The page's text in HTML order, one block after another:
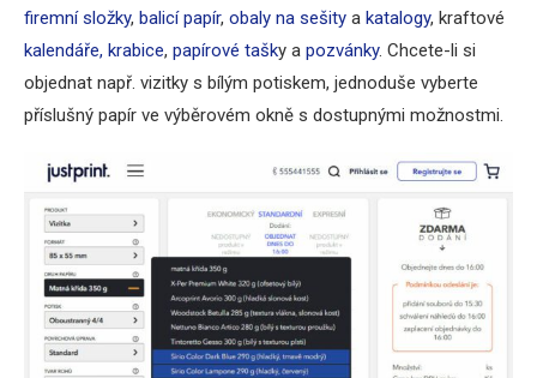
firemní složky, balicí papír, obaly na sešity a katalogy, kraftové
kalendáře, krabice, papírové tašky a pozvánky. Chcete-li si
objednat např. vizitky s bílým potiskem, jednoduše vyberte
příslušný papír ve výběrovém okně s dostupnými možnostmi.